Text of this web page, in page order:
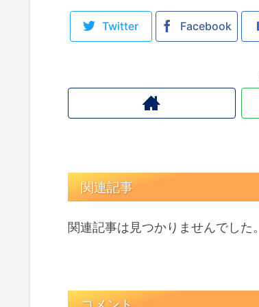
Twitter Facebook
関連記事
関連記事は見つかりませんでした。